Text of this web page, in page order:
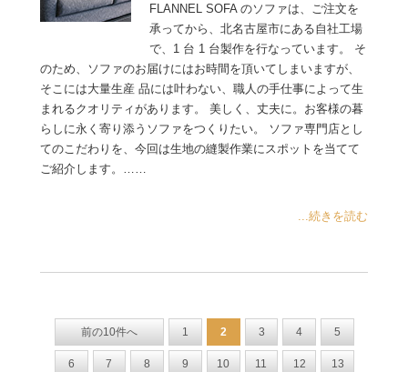
FLANNEL SOFA のソファは、ご注文を
承ってから、北名古屋市にある自社工場
で、1 台 1 台製作を行なっています。 そ
のため、ソファのお届けにはお時間を頂いてしまいますが、
そこには大量生産 品には叶わない、職人の手仕事によって生
まれるクオリティがあります。 美しく、丈夫に。お客様の暮
らしに永く寄り添うソファをつくりたい。 ソファ専門店とし
てのこだわりを、今回は生地の縫製作業にスポットを当てて
ご紹介します。……
...続きを読む
前の10件へ 1 2 3 4 5
6 7 8 9 10 11 12 13